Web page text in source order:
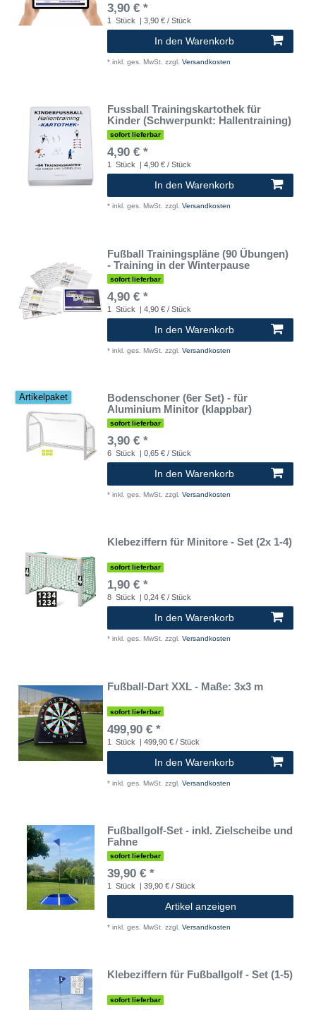
3,90 € *
1 Stück | 3,90 € / Stück
In den Warenkorb
* inkl. ges. MwSt. zzgl. Versandkosten
Fussball Trainingskartothek für
Kinder (Schwerpunkt: Hallentraining)
sofort lieferbar
4,90 € *
1 Stück | 4,90 € / Stück
In den Warenkorb
* inkl. ges. MwSt. zzgl. Versandkosten
Fußball Trainingspläne (90 Übungen)
- Training in der Winterpause
sofort lieferbar
4,90 € *
1 Stück | 4,90 € / Stück
In den Warenkorb
* inkl. ges. MwSt. zzgl. Versandkosten
Artikelpaket
Bodenschoner (6er Set) - für
Aluminium Minitor (klappbar)
sofort lieferbar
3,90 € *
6 Stück | 0,65 € / Stück
In den Warenkorb
* inkl. ges. MwSt. zzgl. Versandkosten
Klebeziffern für Minitore - Set (2x 1-4)
sofort lieferbar
1,90 € *
8 Stück | 0,24 € / Stück
In den Warenkorb
* inkl. ges. MwSt. zzgl. Versandkosten
Fußball-Dart XXL - Maße: 3x3 m
sofort lieferbar
499,90 € *
1 Stück | 499,90 € / Stück
In den Warenkorb
* inkl. ges. MwSt. zzgl. Versandkosten
Fußballgolf-Set - inkl. Zielscheibe und
Fahne
sofort lieferbar
39,90 € *
1 Stück | 39,90 € / Stück
Artikel anzeigen
* inkl. ges. MwSt. zzgl. Versandkosten
Klebeziffern für Fußballgolf - Set (1-5)
sofort lieferbar